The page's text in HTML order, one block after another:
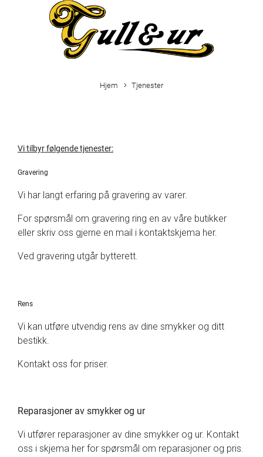
Hjem Tjenester
Vi tilbyr følgende tjenester:
Gravering
Vi har langt erfaring på gravering av varer.
For spørsmål om gravering ring en av våre butikker
eller skriv oss gjerne en mail i kontaktskjema her.
Ved gravering utgår bytterett.
Rens
Vi kan utføre utvendig rens av dine smykker og ditt
bestikk.
Kontakt oss for priser.
Reparasjoner av smykker og ur
Vi utfører reparasjoner av dine smykker og ur. Kontakt
oss i skjema her for spørsmål om reparasjoner og pris.